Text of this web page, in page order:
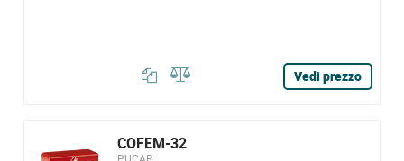
Vedi prezzo
COFEM-32